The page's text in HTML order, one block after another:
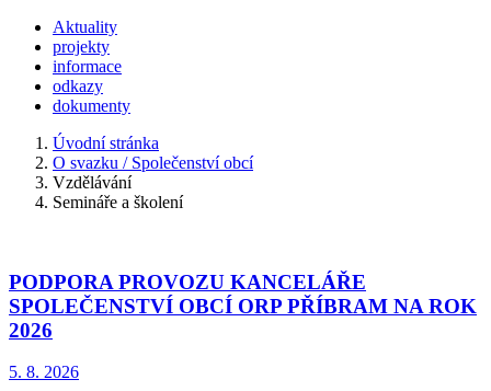
Aktuality
projekty
informace
odkazy
dokumenty
Úvodní stránka
O svazku / Společenství obcí
Vzdělávání
Semináře a školení
PODPORA PROVOZU KANCELÁŘE
SPOLEČENSTVÍ OBCÍ ORP PŘÍBRAM NA ROK
2026
5. 8. 2026